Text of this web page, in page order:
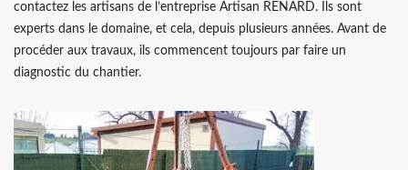
contactez les artisans de l’entreprise Artisan RENARD. Ils sont
experts dans le domaine, et cela, depuis plusieurs années. Avant de
procéder aux travaux, ils commencent toujours par faire un
diagnostic du chantier.